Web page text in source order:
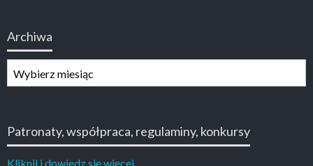
Archiwa
Patronaty, współpraca, regulaminy, konkursy
Kliknij i dowiedz się więcej